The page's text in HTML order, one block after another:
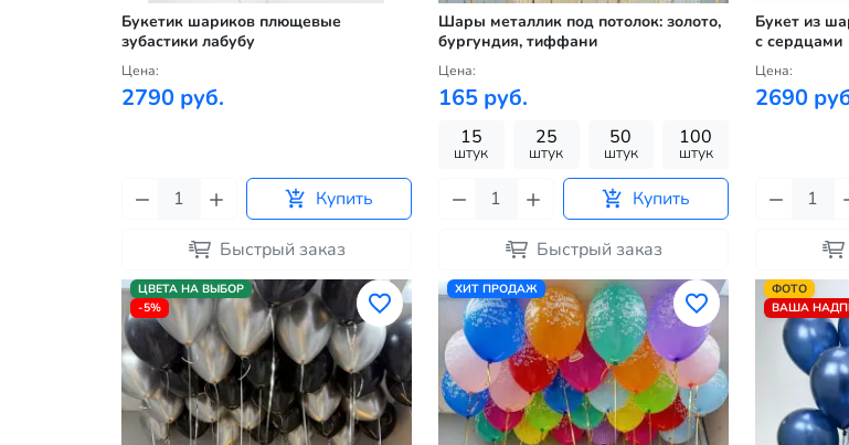
Букетик шариков плющевые
зубастики лабубу
Цена:
2790 руб.
Купить
Быстрый заказ
Шары металлик под потолок: золото,
бургундия, тиффани
Цена:
165 руб.
15
штук
25
штук
50
штук
100
штук
Купить
Быстрый заказ
Букет из
с сердцами
Цена:
2690
ЦВЕТА НА ВЫБОР
-5%
ХИТ ПРОДАЖ
ФОТО
ВАША